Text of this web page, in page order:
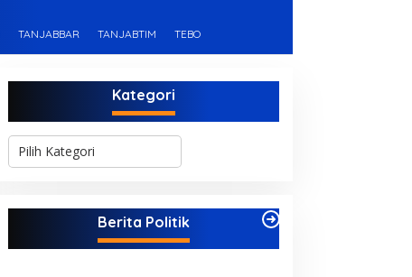
TANJABBAR TANJABTIM TEBO
Kategori
K
g
Berita Politik